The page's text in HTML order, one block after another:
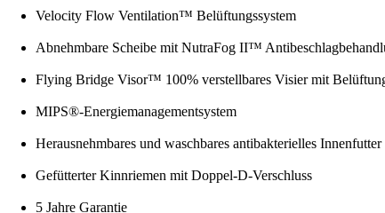
Velocity Flow Ventilation™ Belüftungssystem
Abnehmbare Scheibe mit NutraFog II™
Flying Bridge Visor™ 100% verstellbares Visier mit
MIPS®-Energiemanagementsystem
Herausnehmbares und waschbares antibakterielles Innenfutter
Gefütterter Kinnriemen mit Doppel-D-Verschluss
5 Jahre Garantie